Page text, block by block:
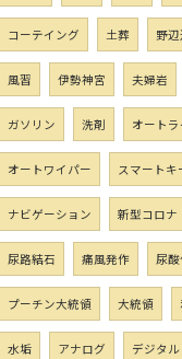
コーテイング 土葬 野辺
風習 伊勢神宮 夫婦岩
ガソリン 洗剤 オートラ
オートワイパー スマートキ
ナビゲーション 新型コロナ
尿路結石 痛風発作 尿
プーチン大統領 大統領
水垢 アナログ デジタル